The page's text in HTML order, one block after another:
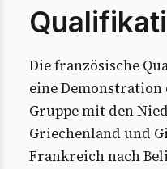
Die französische
eine
Gruppe mit den
Griechenland und
Frankreich nach